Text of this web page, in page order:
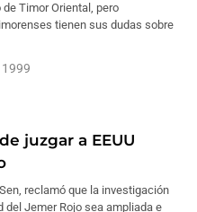
Timor Oriental, pero
tienen sus dudas sobre
juzgar a EEUU
reclamó que la investigación
Jemer Rojo sea ampliada e